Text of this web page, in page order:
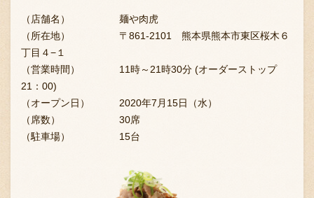
採用情報
（店舗名） 麺や肉虎
（所在地） 〒861-2101 熊本県熊本市東区桜木６
丁目４−１
（営業時間） 11時～21時30分 (オーダーストップ
21：00)
（オープン日） 2020年7月15日（水）
（席数） 30席
（駐車場） 15台